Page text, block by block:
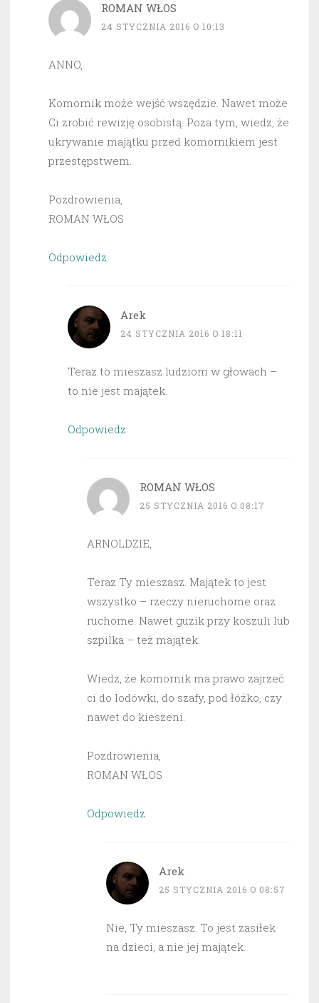
ROMAN WŁOS
24 STYCZNIA 2016 O 10:13
ANNO,
Komornik może wejść wszędzie. Nawet może
Ci zrobić rewizję osobistą. Poza tym, wiedz, że
ukrywanie majątku przed komornikiem jest
przestępstwem.
Pozdrowienia,
ROMAN WŁOS
Odpowiedz
Arek
24 STYCZNIA 2016 O 18:11
Teraz to mieszasz ludziom w głowach –
to nie jest majątek.
Odpowiedz
ROMAN WŁOS
25 STYCZNIA 2016 O 08:17
ARNOLDZIE,
Teraz Ty mieszasz. Majątek to jest
wszystko – rzeczy nieruchome oraz
ruchome. Nawet guzik przy koszuli lub
szpilka – też majątek.
Wiedz, że komornik ma prawo zajrzeć
ci do lodówki, do szafy, pod łóżko, czy
nawet do kieszeni.
Pozdrowienia,
ROMAN WŁOS
Odpowiedz
Arek
25 STYCZNIA 2016 O 08:57
Nie, Ty mieszasz. To jest zasiłek
na dzieci, a nie jej majątek.